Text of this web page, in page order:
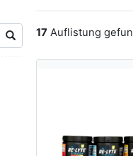
17 Auflistung